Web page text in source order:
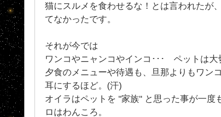
猫にスルメを食わせるな！とは言われたが
てなかったです。
それが今では
ワンコやニャンコやインコ･･･ ペットは大
夕食のメニューや待遇も、旦那よりもワン
耳にするほど。(汗)
オイラはペットを "家族" と思った事が一度
ロはわんころ。